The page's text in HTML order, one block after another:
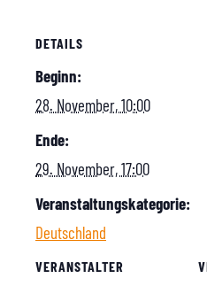
DETAILS
Beginn:
28. November, 10:00
Ende:
29. November, 17:00
Veranstaltungskategorie:
Deutschland
VERANSTALTER